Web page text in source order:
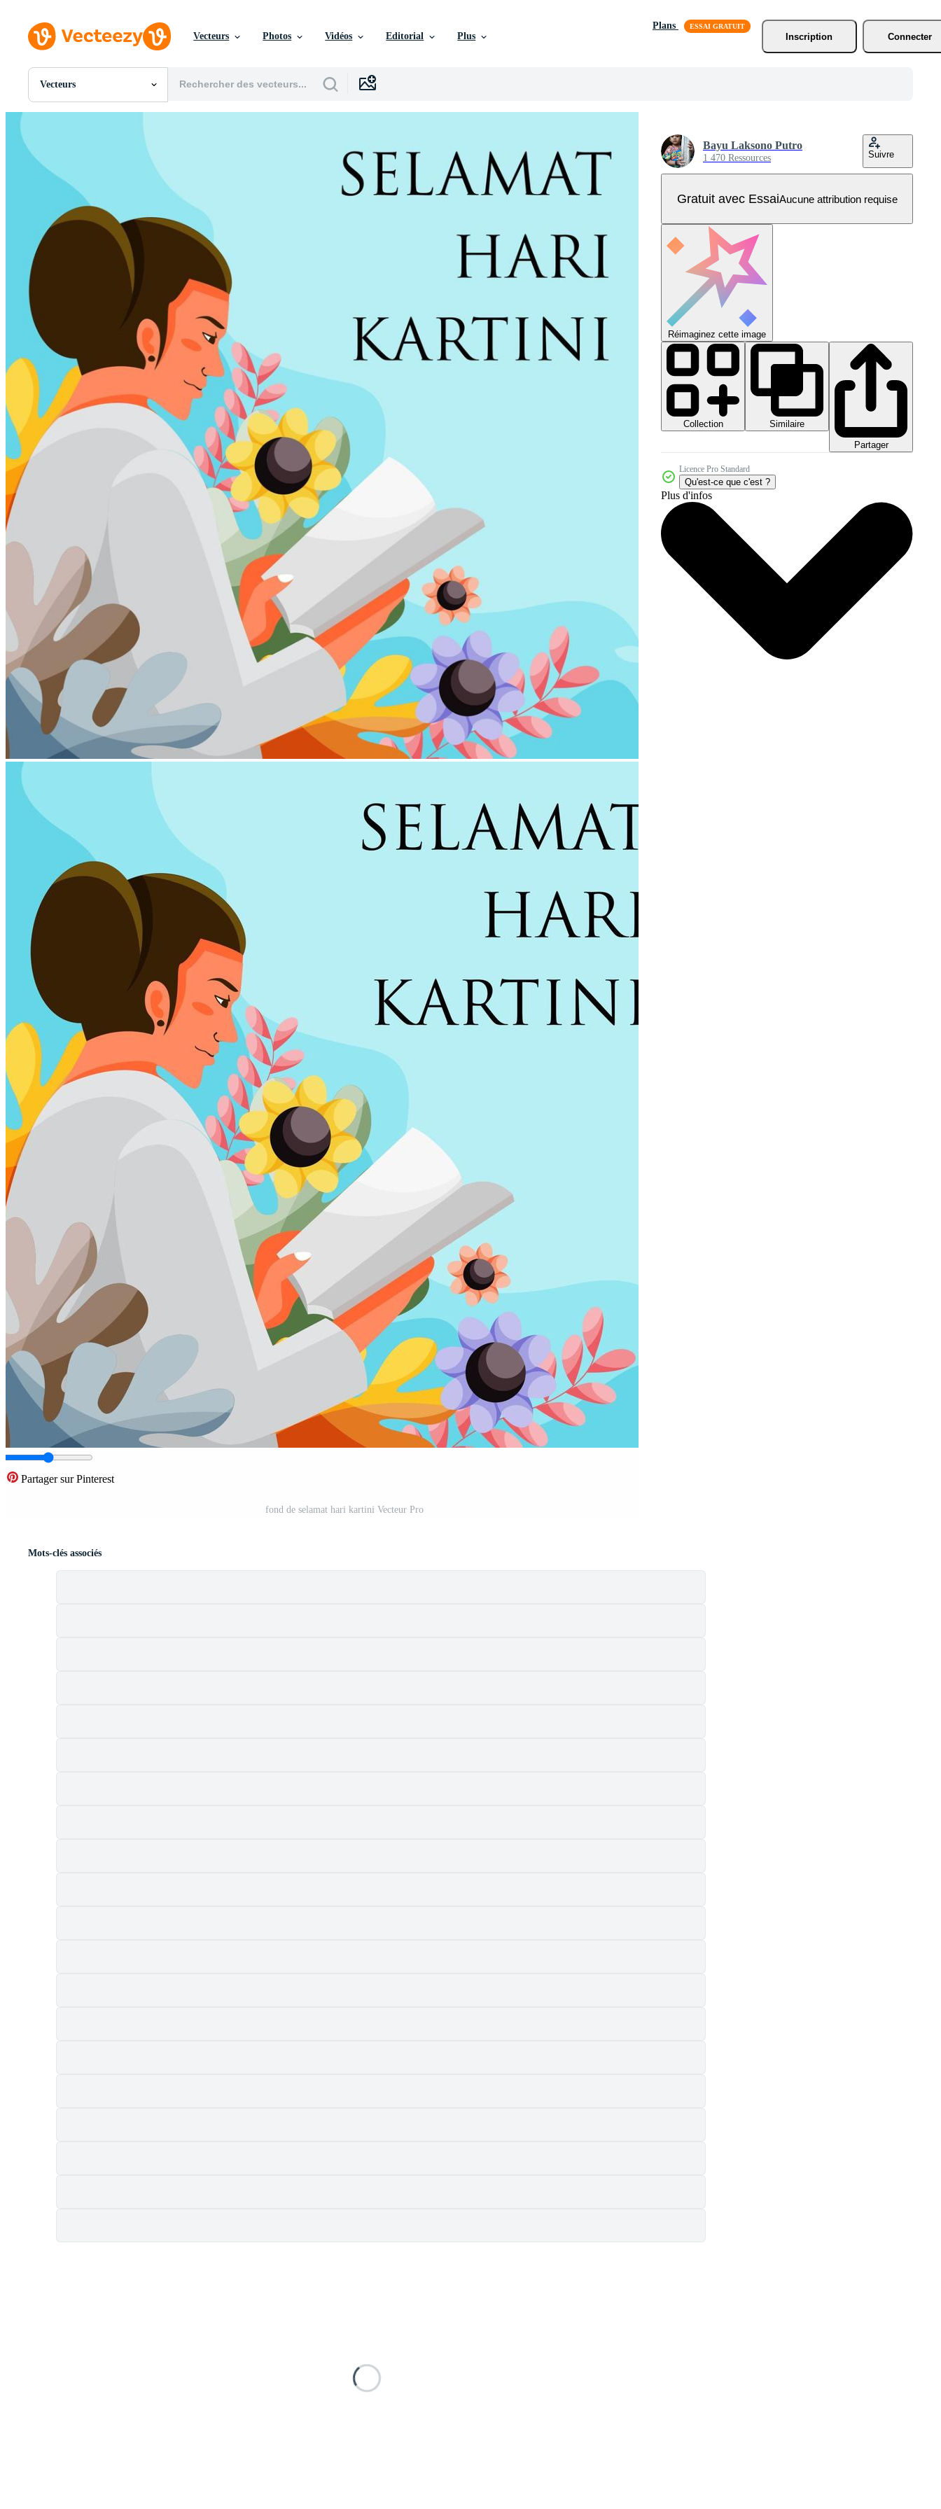
Vecteurs Photos Vidéos Editorial Plus
Plans
Inscription
Connecter
Vecteurs
Toutes Images
Modèles
Vecteurs
Vidéos
Motion graphics
Images Éditoriales
Événements Éditoriaux
Partager sur Pinterest
fond de selamat hari kartini Vecteur Pro
Bayu Laksono Putro
1 470 Ressources Suivre
Gratuit avec EssaiAucune attribution requise
Réimaginez cette image
Collection
Similaire
Partager
Licence Pro Standard
Qu'est-ce que c'est ?
Plus d'infos
Mots-clés associés